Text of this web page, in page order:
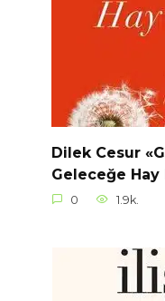
Dilek Cesur
Geleceğe Hay
0 1.9k.